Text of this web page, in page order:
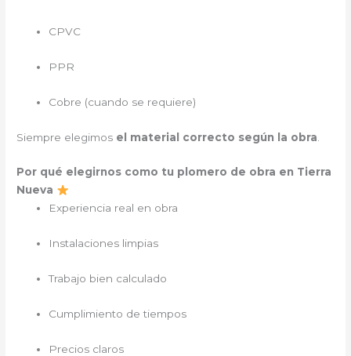
CPVC
PPR
Cobre (cuando se requiere)
Siempre elegimos el material correcto según la obra
Por qué elegirnos como tu plomero de obra en Tierra
Nueva
Experiencia real en obra
Instalaciones limpias
Trabajo bien calculado
Cumplimiento de tiempos
Precios claros